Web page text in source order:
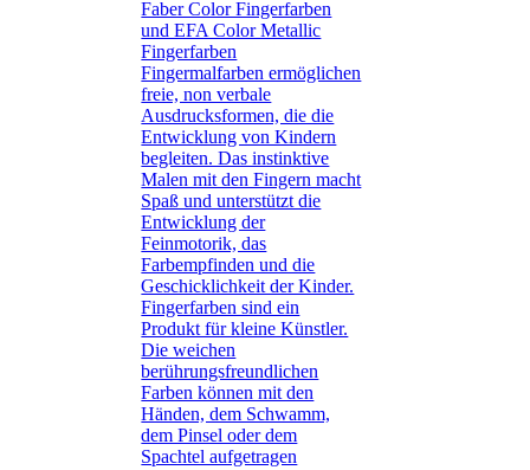
Faber Color Fingerfarben
und EFA Color Metallic
Fingerfarben
Fingermalfarben ermöglichen
freie, non verbale
Ausdrucksformen, die die
Entwicklung von Kindern
begleiten. Das instinktive
Malen mit den Fingern macht
Spaß und unterstützt die
Entwicklung der
Feinmotorik, das
Farbempfinden und die
Geschicklichkeit der Kinder.
Fingerfarben sind ein
Produkt für kleine Künstler.
Die weichen
berührungsfreundlichen
Farben können mit den
Händen, dem Schwamm,
dem Pinsel oder dem
Spachtel aufgetragen